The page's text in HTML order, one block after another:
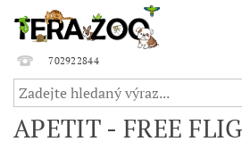
702922844
APETIT - FREE